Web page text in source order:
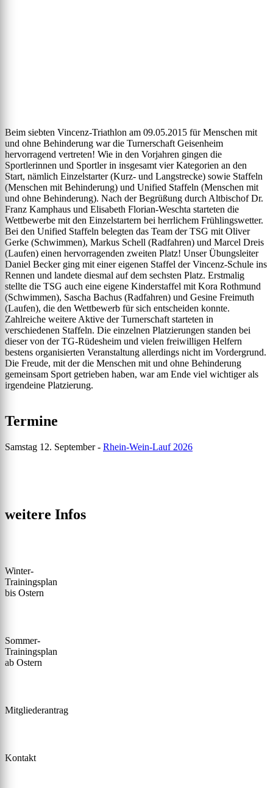
Beim siebten Vincenz-Triathlon am 09.05.2015 für Menschen mit
und ohne Behinderung war die Turnerschaft Geisenheim
hervorragend vertreten! Wie in den Vorjahren gingen die
Sportlerinnen und Sportler in insgesamt vier Kategorien an den
Start, nämlich Einzelstarter (Kurz- und Langstrecke) sowie Staffeln
(Menschen mit Behinderung) und Unified Staffeln (Menschen mit
und ohne Behinderung). Nach der Begrüßung durch Altbischof Dr.
Franz Kamphaus und Elisabeth Florian-Weschta starteten die
Wettbewerbe mit den Einzelstartern bei herrlichem Frühlingswetter.
Bei den Unified Staffeln belegten das Team der TSG mit Oliver
Gerke (Schwimmen), Markus Schell (Radfahren) und Marcel Dreis
(Laufen) einen hervorragenden zweiten Platz! Unser Übungsleiter
Daniel Becker ging mit einer eigenen Staffel der Vincenz-Schule ins
Rennen und landete diesmal auf dem sechsten Platz. Erstmalig
stellte die TSG auch eine eigene Kinderstaffel mit Kora Rothmund
(Schwimmen), Sascha Bachus (Radfahren) und Gesine Freimuth
(Laufen), die den Wettbewerb für sich entscheiden konnte.
Zahlreiche weitere Aktive der Turnerschaft starteten in
verschiedenen Staffeln. Die einzelnen Platzierungen standen bei
dieser von der TG-Rüdesheim und vielen freiwilligen Helfern
bestens organisierten Veranstaltung allerdings nicht im Vordergrund.
Die Freude, mit der die Menschen mit und ohne Behinderung
gemeinsam Sport getrieben haben, war am Ende viel wichtiger als
irgendeine Platzierung.
Termine
Samstag 12. September - Rhein-Wein-Lauf 2026
weitere Infos
Winter-
Trainingsplan
bis Ostern
Sommer-
Trainingsplan
ab Ostern
Mitgliederantrag
Kontakt